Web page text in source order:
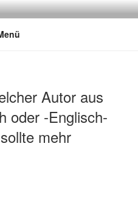
Autor aus
oder -Englisch-
mehr